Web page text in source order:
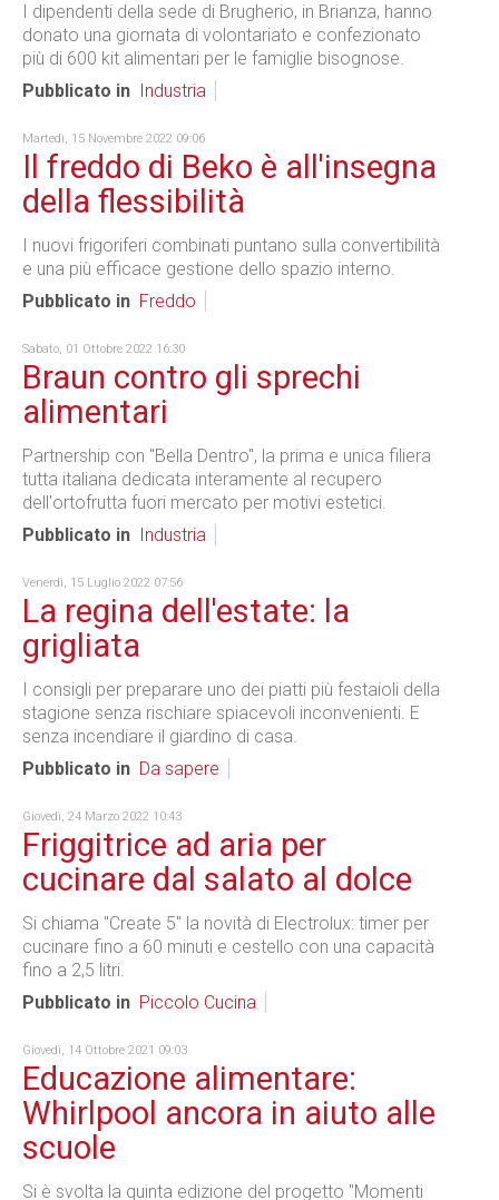
I dipendenti della sede di Brugherio, in Brianza, hanno
donato una giornata di volontariato e confezionato
più di 600 kit alimentari per le famiglie bisognose.
Pubblicato in
Industria
Martedì, 15 Novembre 2022 09:06
Il freddo di Beko è all'insegna
della flessibilità
I nuovi frigoriferi combinati puntano sulla convertibilità
e una più efficace gestione dello spazio interno.
Pubblicato in Freddo
Sabato, 01 Ottobre 2022 16:30
Braun contro gli sprechi
alimentari
Partnership con "Bella Dentro", la prima e unica filiera
tutta italiana dedicata interamente al recupero
dell'ortofrutta fuori mercato per motivi estetici.
Pubblicato in
Industria
Venerdì, 15 Luglio 2022 07:56
La regina dell'estate: la
grigliata
I consigli per preparare uno dei piatti più festaioli della
stagione senza rischiare spiacevoli inconvenienti. E
senza incendiare il giardino di casa.
Pubblicato in Da sapere
Giovedì, 24 Marzo 2022 10:43
Friggitrice ad aria per
cucinare dal salato al dolce
Si chiama "Create 5" la novità di Electrolux: timer per
cucinare fino a 60 minuti e cestello con una capacità
fino a 2,5 litri.
Pubblicato in Piccolo Cucina
Giovedì, 14 Ottobre 2021 09:03
Educazione alimentare:
Whirlpool ancora in aiuto alle
scuole
Si è svolta la quinta edizione del progetto "Momenti